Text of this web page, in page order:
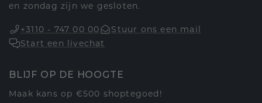
en zondag zijn we gesloten.
+3110 - 747 00 00
Stuur ons een mail
Start een livechat
BLIJF OP DE HOOGTE
Maak kans op €500 shoptegoed!